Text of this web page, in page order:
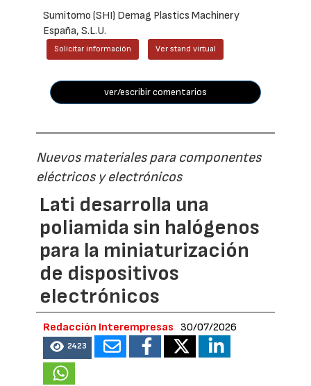
Sumitomo (SHI) Demag Plastics Machinery
España, S.L.U.
Solicitar información Ver stand virtual
ver/escribir comentarios
Nuevos materiales para componentes
eléctricos y electrónicos
Lati desarrolla una
poliamida sin halógenos
para la miniaturización
de dispositivos
electrónicos
Redacción Interempresas 30/07/2026
2423